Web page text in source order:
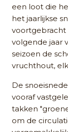
een loot die
het jaarlijkse
volgende jaar
seizoen de
vruchthout,
De
vooraf
takken
om de